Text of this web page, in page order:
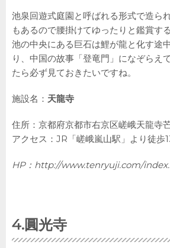
池泉回遊式庭園と呼ばれる形式で造ら
もあるので腰掛けてゆったりと鑑賞す
池の中央にある巨石は鯉が龍と化す途
り、中国の故事「登竜門」になぞらえ
たら必ず見ておきたいですね。
施設名： 天龍寺
住所：京都府京都市右京区嵯峨天龍寺
アクセス：JR「嵯峨嵐山駅」より徒歩
HP： http://www.tenryuji.com/
4.圓光寺